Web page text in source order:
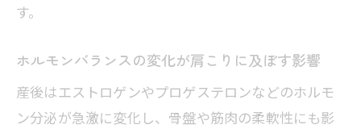
す。
ホルモンバランスの変化が肩こりに及ぼす影響
産後はエストロゲンやプロゲステロンなどのホルモ
ン分泌が急激に変化し、骨盤や筋肉の柔軟性にも影